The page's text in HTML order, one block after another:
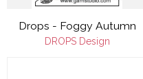
Drops - Foggy Autumn
DROPS Design